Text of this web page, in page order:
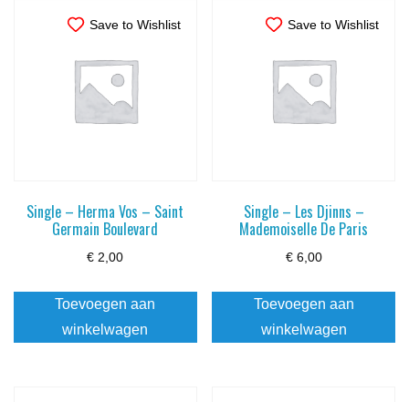
Save to Wishlist
Single – Herma Vos – Saint
Germain Boulevard
€ 2,00
Toevoegen aan
winkelwagen
Save to Wishlist
Single – Les Djinns –
Mademoiselle De Paris
€6,00
Toevoegen aan
winkelwagen